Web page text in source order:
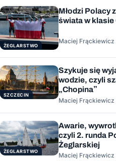
ŻEGLARSTWO
Młodzi Polacy
świata w klasie
Maciej Frąckiewicz
SZCZECIN
Szykuje się
wodzie, czyli
„Chopina”
Maciej Frąckiewicz
ŻEGLARSTWO
Awarie,
czyli 2. runda
Żeglarskiej
Maciej Frąckiewicz